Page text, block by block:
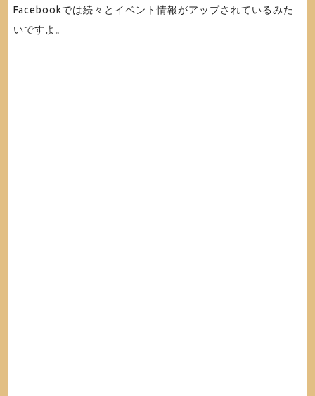
Facebookでは続々とイベント情報がアップされているみた
いですよ。